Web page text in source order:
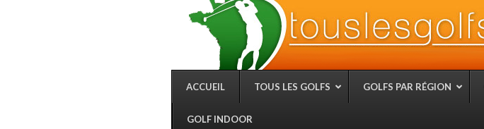
ACCUEIL TOUS LES GOLFS GOLFS PAR RÉGION
GOLF INDOOR